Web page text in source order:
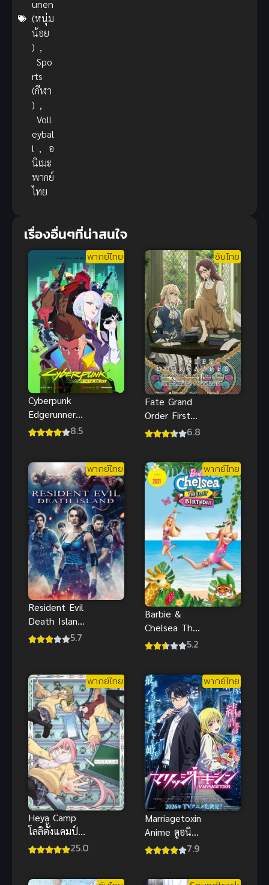
unen
(หนุ่ม
น้อย
) ,
Spo
rts
(กีฬา
) ,
Voll
eybal
l ,
อ
นิเมะ
พากย์
ไทย
เรื่องอื่นๆที่น่าสนใจ
พากย์ไทย
Cyberpunk
Edgerunners
ไซเบอร์พังค์
ไทย
8.5
ซับไทย
Fate Grand
Order First
Order ซับไทย
6.8
พากย์ไทย
Resident Evil
Death Island
สุด ผีชีวะวิกฤต
คชั่น
5.7
พากย์ไทย
Barbie &
Chelsea The
Lost
กับเชลซี วัน
เกิดที่หายไป
พากย์ไทย
5.2
พากย์ไทย
Heya Camp
โลลิตั้งแคมป์
พากย์ไทย ซับ25.0
พากย์ไทย
Marriagetoxin
Anime ดูอนิ
เมะ วิวาห์ 7.9